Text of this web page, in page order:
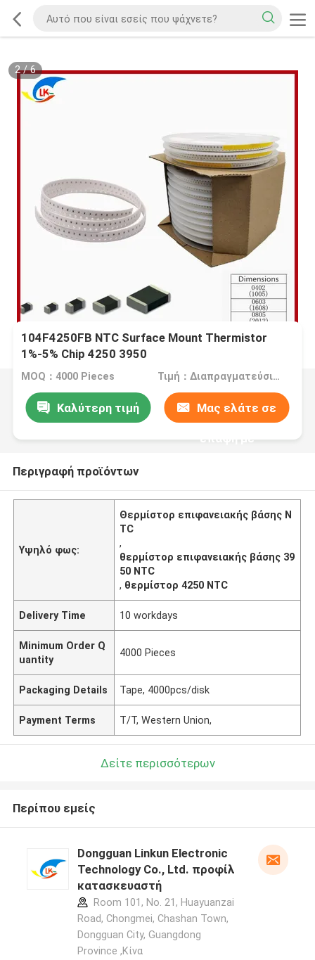
2/6
104F4250FB NTC Surface Mount Thermistor
1%-5% Chip 4250 3950
MOQ：4000 Pieces Τιμή：Διαπραγματεύσιμα
Καλύτερη τιμή Μας ελάτε σε
επαφή με
Περιγραφή προϊόντων
Υψηλό φως:
Θερμίστορ επιφανειακής βάσης N
TC
,
θερμίστορ επιφανειακής βάσης 39
50 NTC
, θερμίστορ 4250 NTC
Delivery Time 10 workdays
Minimum Order Q
uantity
4000 Pieces
Packaging Details Tape, 4000pcs/disk
Payment Terms T/T, Western Union,
Δείτε περισσότερων
Περίπου εμείς
Dongguan Linkun Electronic
Technology Co., Ltd. προφίλ
κατασκευαστή
Room 101, No. 21, Huayuanzai
Road, Chongmei, Chashan Town,
Dongguan City, Guangdong
Province ,Κίνα